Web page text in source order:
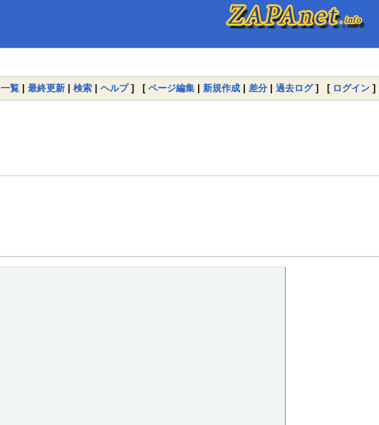
一覧 | 最終更新 | 検索 | ヘルプ] [ ページ編集 | 新規作成 | 差分 | 過去ログ] [ ログイン ]